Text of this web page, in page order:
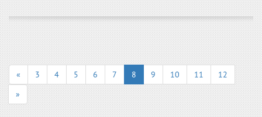
« 3 4 5 6 7 8 9 10 11
12
»